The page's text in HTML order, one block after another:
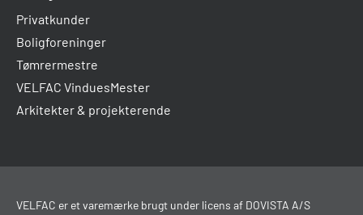
Privatkunder
Boligforeninger
Tømrermestre
VELFAC VinduesMester
Arkitekter & projekterende
VELFAC er et varemærke brugt under licens af DOVISTA A/S